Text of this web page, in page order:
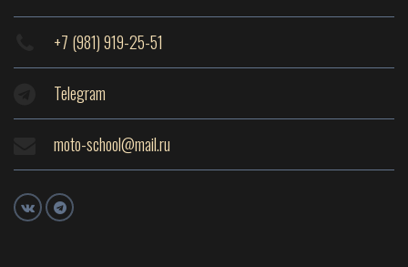
+7 (981) 919-25-51
Telegram
moto-school@mail.ru